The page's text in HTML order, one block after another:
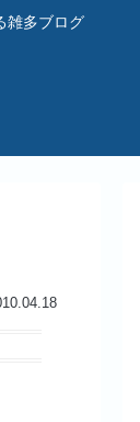
雑多ブログ